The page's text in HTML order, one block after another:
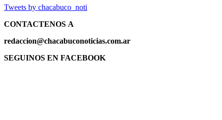
Tweets by chacabuco_noti
CONTACTENOS A
redaccion@chacabuconoticias.com.ar
SEGUINOS EN FACEBOOK